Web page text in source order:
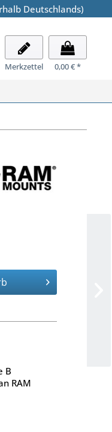
Deutschlands)
Merkzettel 0,00 € *
B
RAM